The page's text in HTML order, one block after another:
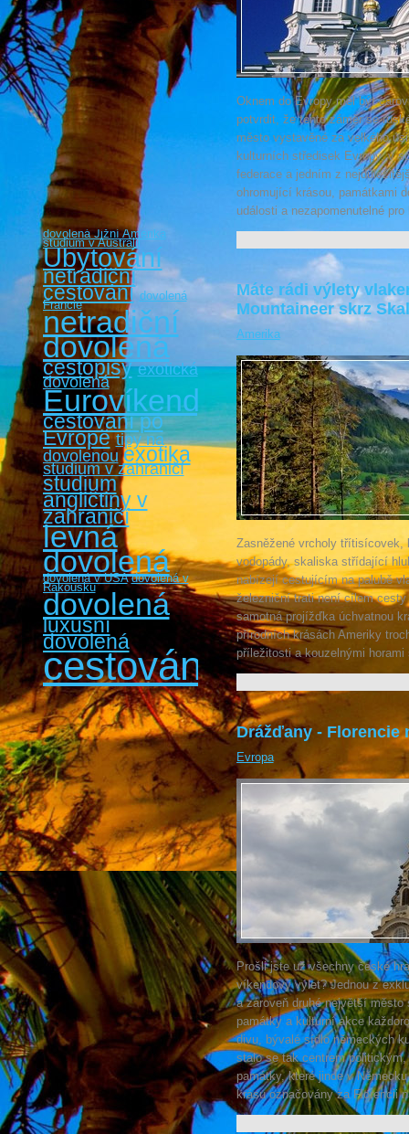
dovolená Jižní Amerika
studium v Austrálii
Ubytování
netradiční
cestování dovolená
Francie
netradiční
dovolená
cestopisy exotická
dovolená
Eurovíkendy
cestovaní po
Evropě tipy na
dovolenou exotika
studium v zahraničí
studium
angličtiny v
zahraničí
levná
dovolená
dovolená v USA dovolená v
Rakousku
dovolená
luxusní
dovolená
cestování
Oknem do Evropy měl být
potvrdit, že tento záměr se
město vystavěné za velkého
kulturních středisek Evropy, v
federace a jedním z
ohromující krásou, památkami
události a nezapomenutelné
Máte rádi výlety
Mountaineer skrz
Amerika
Zasněžené vrcholy třítisícovek,
vodopády, skaliska střídající
nabízejí cestujícím na palubě
železniční trati není cílem cesty
samotná projížďka úchvatnou
přírodních krásách Ameriky
příležitosti a kouzelnými horami
Drážďany - Florencie
Evropa
Prošli jste už všechny české
víkendový výlet? Jednou z
a zároveň druhé největší
památky a kulturní akce
divu, bývalé sídlo německých
stalo se tak centrem
památky, které jinde v
krásu označovány za Florencii